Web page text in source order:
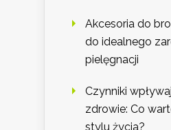
Akcesoria do
do idealnego
pielęgnacji
Czynniki
zdrowie: Co
stylu życia?